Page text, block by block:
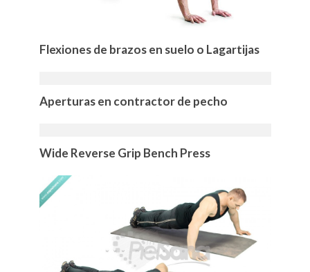
Flexiones de brazos en suelo o Lagartijas
Aperturas en contractor de pecho
Wide Reverse Grip Bench Press